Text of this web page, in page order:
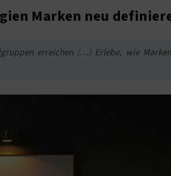
Marken neu
erreichen (…) Erlebe, wie